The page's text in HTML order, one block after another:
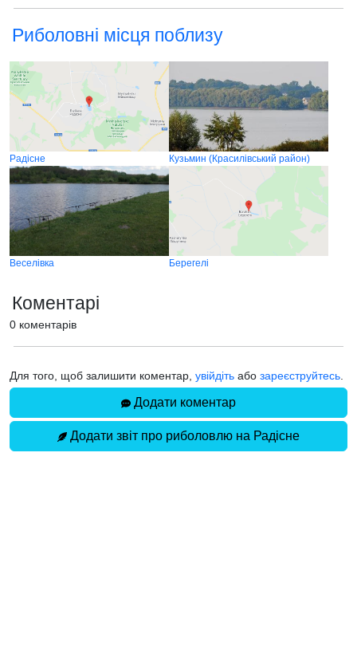
Риболовні місця поблизу
Радісне Кузьмин (Красилівський район)
Веселівка Берегелі
Коментарі
0 коментарів
Для того, щоб залишити коментар, увійдіть або зареєструйтесь
Додати коментар
Додати звіт про риболовлю на Радісне